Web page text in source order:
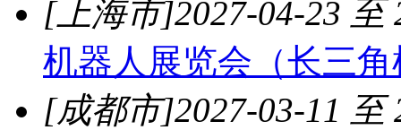
[上海市]2027-04-23 至
机器人展览会（长三
[成都市]2027-03-11 至